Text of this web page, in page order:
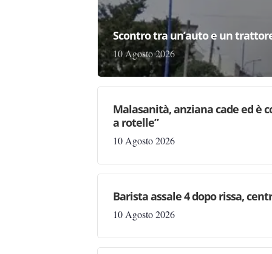
Scontro tra un’auto e un
10 Agosto 2026
Malasanità, anziana cade ed è
a rotelle”
10 Agosto 2026
Barista assale 4 dopo rissa,
10 Agosto 2026